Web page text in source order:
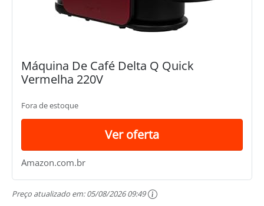
Máquina De Café Delta Q Quick
Vermelha 220V
Fora de estoque
Ver oferta
Amazon.com.br
Preço atualizado em:05/08/2026 09:49